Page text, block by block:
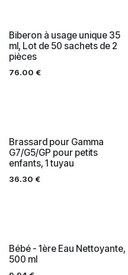
Biberon à usage unique 35
ml, Lot de 50 sachets de 2
pièces
76.00 €
Brassard pour Gamma
G7/G5/GP pour petits
enfants, 1 tuyau
36.30 €
Bébé - 1ère Eau Nettoyante,
500 ml